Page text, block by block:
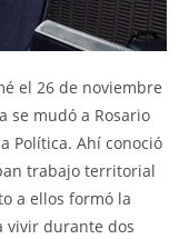
el 26 de noviembre
se mudó a Rosario
Política. Ahí conoció
trabajo territorial
a ellos formó la
vivir durante dos